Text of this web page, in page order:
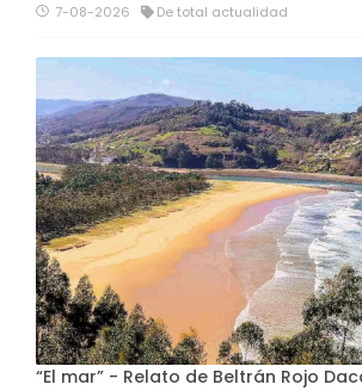
7-08-2026 De total actualidad
“El mar” - Relato de Beltrán Rojo